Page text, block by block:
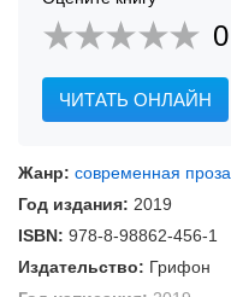
0
ЧИТАТЬ ОНЛАЙН
Жанр: современная проза
Год издания: 2019
ISBN: 978-8-98862-456-1
Издательство: Грифон